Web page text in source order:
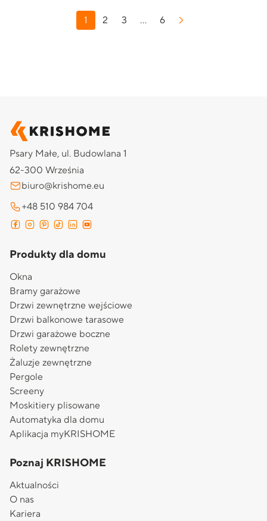
1 2 3 … 6
Psary Małe, ul. Budowlana 1
62-300 Września
biuro@krishome.eu
+48 510 984 704
Produkty dla domu
Okna
Bramy garażowe
Drzwi zewnętrzne wejściowe
Drzwi balkonowe tarasowe
Drzwi garażowe boczne
Rolety zewnętrzne
Żaluzje zewnętrzne
Pergole
Screeny
Moskitiery plisowane
Automatyka dla domu
Aplikacja myKRISHOME
Poznaj KRISHOME
Aktualności
O nas
Kariera